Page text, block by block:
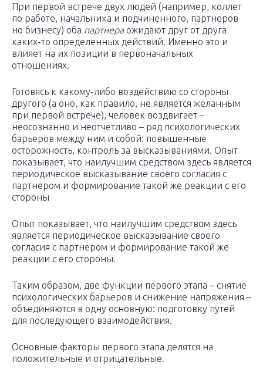
При первой встрече двух людей (например, коллег
по работе, начальника и подчиненного, партнеров
но бизнесу) оба партнераожидают друг от друга
каких-то определенных действий. Именно это и
влияет на их позиции в первоначальных
отношениях.
Готовясь к какому-либо воздействию со стороны
другого (а оно, как правило, не является желанным
при первой встрече), че­ловек воздвигает –
неосознанно и неотчетливо – ряд психологи­ческих
барьеров между ним и собой: повышенные
осторожность, контроль за высказываниями. Опыт
показывает, что наилучшим средством здесь является
периодическое высказывание своего согласия с
партнером и форми­рование такой же реакции с его
стороны
Опыт показывает, что наилучшим средством здесь
является периодическое высказывание своего
согласия с партнером и форми­рование такой же
реакции с его стороны.
Таким образом, две функции первого этапа – снятие
психологических барьеров и снижение напряжения –
объединяются в одну основную: подготовку путей
для последующего взаимодействия.
Основные факторы первого этапа делятся на
положительные и отрицательные.